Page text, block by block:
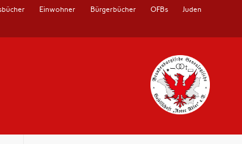
Einwohner Bürgerbücher OFBs Juden